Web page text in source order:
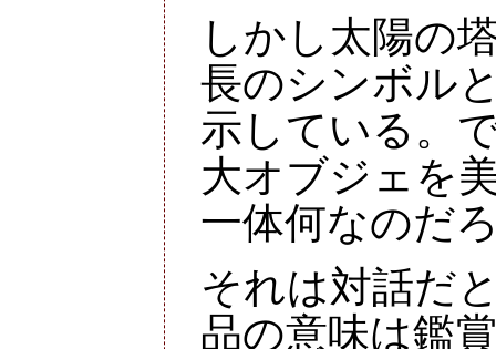
しかし太陽の
長のシンボル
示している。
大オブジェを
一体何なのだ
それは対話だ
品の意味は鑑